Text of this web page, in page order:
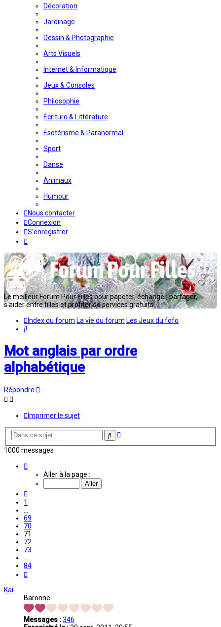
Décoration
Jardinage
Dessin & Photographie
Arts Visuels
Internet & Informatique
Jeux & Consoles
Philosophie
Écriture & Littérature
Ésotérisme & Paranormal
Sport
Danse
Animaux
Humour
Nous contacter
Connexion
S’enregistrer
Le meilleur Forum Pour Filles pour papoter, échanger, partager,
s'aider entre filles et profiter de services gratuits...
Index du forum La vie du forum Les Jeux du fofo
Rechercher
Mot anglais par ordre
alphabétique
Répondre
Imprimer le sujet
Rechercher
Recherche
1000 messages
Aller à la page :
1
69
70
71
72
73
84
Kai
Baronne
Messages :346